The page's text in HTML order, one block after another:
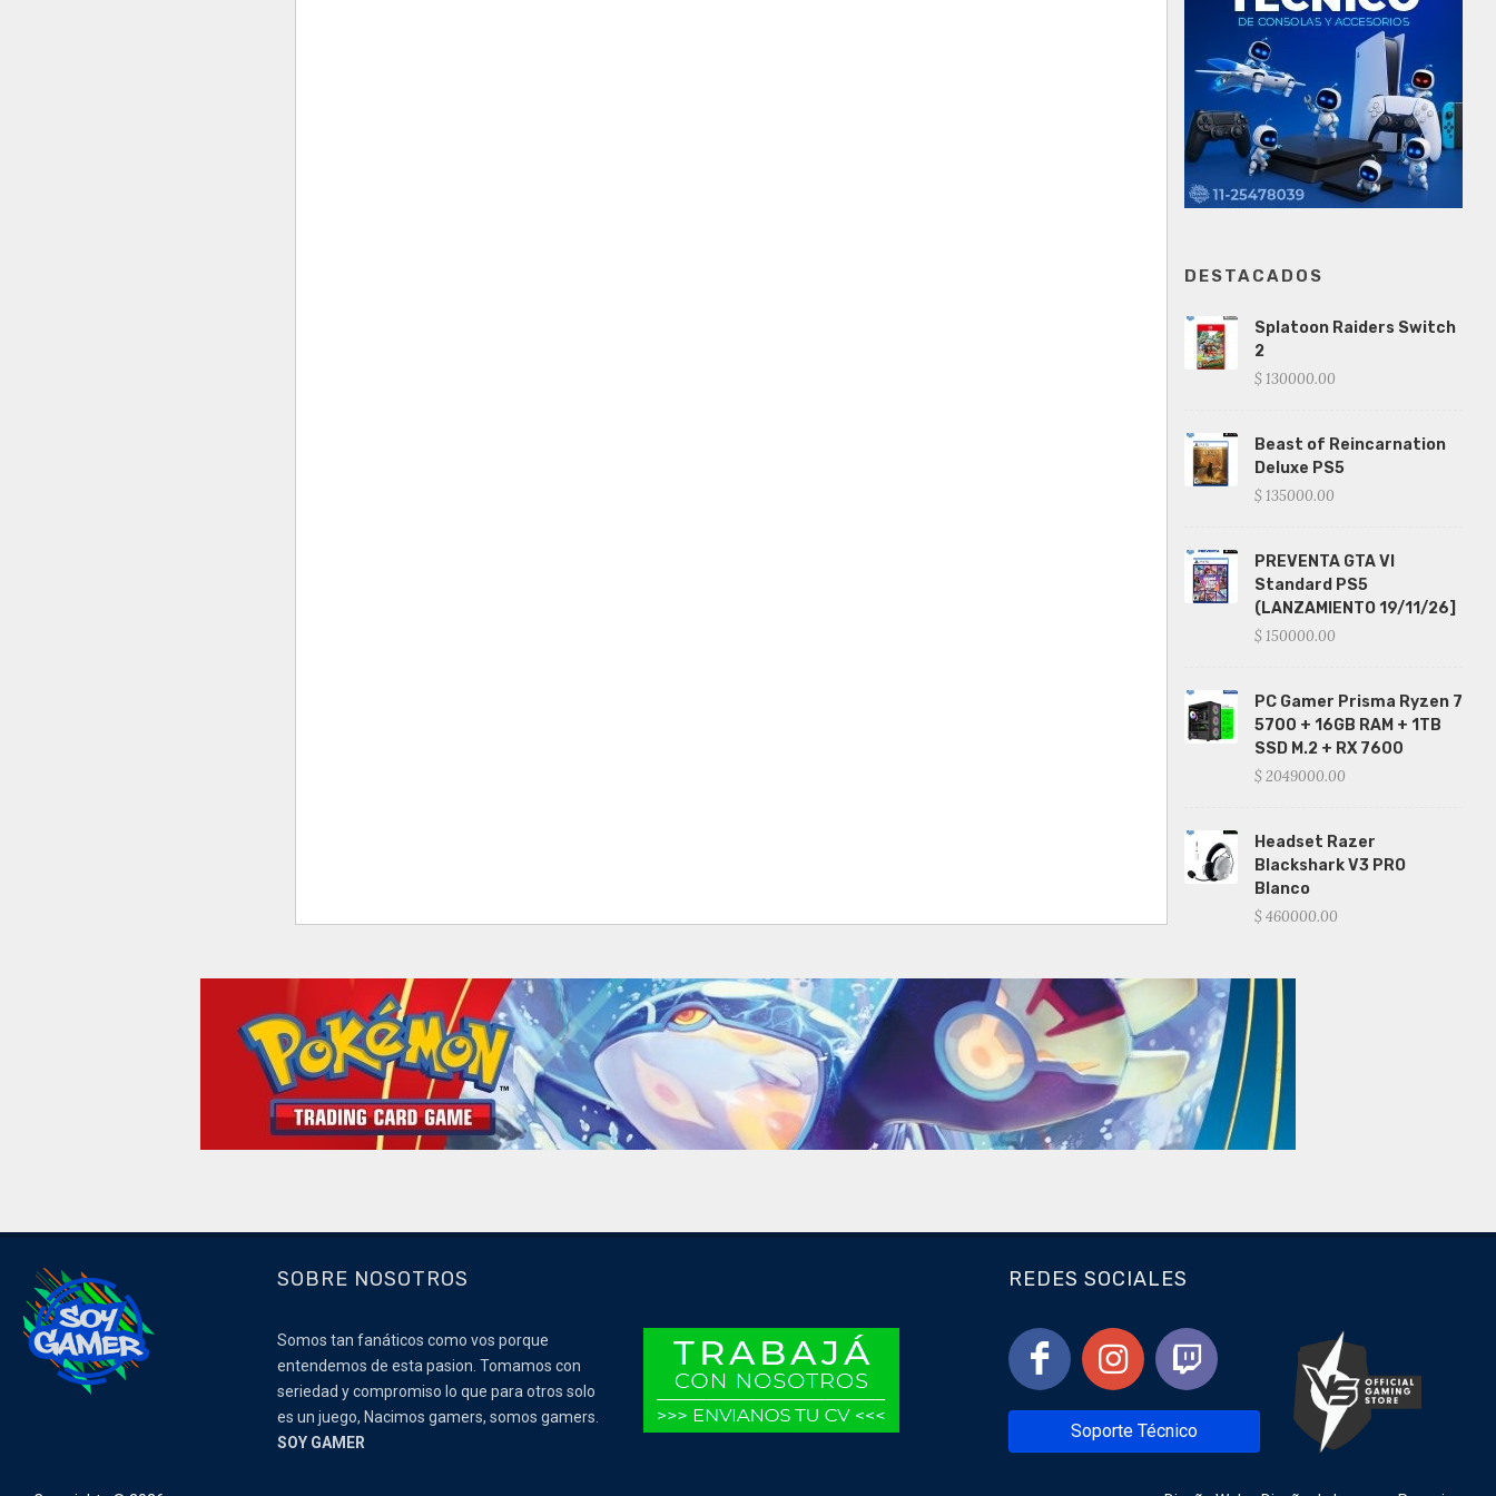
DESTACADOS
Splatoon Raiders Switch
2
$ 130000.00
Beast of Reincarnation
Deluxe PS5
$ 135000.00
PREVENTA GTA VI
Standard PS5
(LANZAMIENTO 19/11/26]
$ 150000.00
PC Gamer Prisma Ryzen 7
5700 + 16GB RAM + 1TB
SSD M.2 + RX 7600
$ 2049000.00
Headset Razer
Blackshark V3 PRO
Blanco
$ 460000.00
SOBRE NOSOTROS
Somos tan fanáticos como vos porque
entendemos de esta pasion. Tomamos con
seriedad y compromiso lo que para otros solo
es un juego, Nacimos gamers, somos gamers.
SOY GAMER
REDES SOCIALES
Soporte Técnico